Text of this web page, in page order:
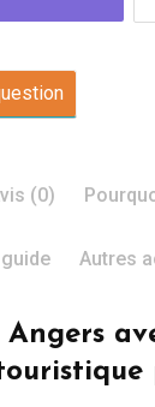
(0)
Autres